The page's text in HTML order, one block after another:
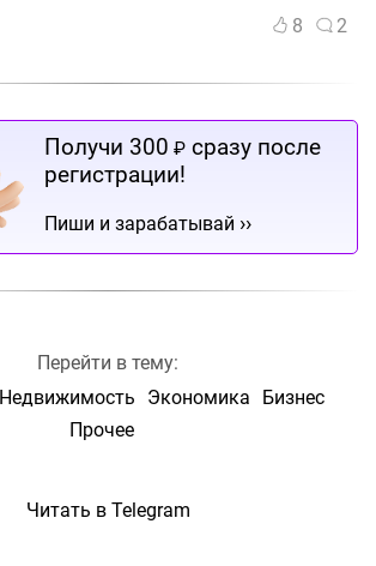
8 2
Получи 300 ₽ сразу после
регистрации!
Пиши и зарабатывай ››
Перейти в тему:
Недвижимость Экономика
Бизнес
Прочее
Читать в Telegram